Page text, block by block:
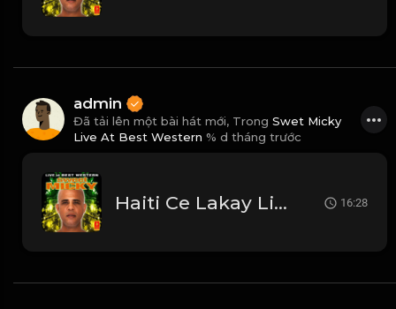
admin
Đã tải lên một bài hát mới, Trong Swet Micky
Live At Best Western % d tháng trước
Haiti Ce Lakay Live 16:28